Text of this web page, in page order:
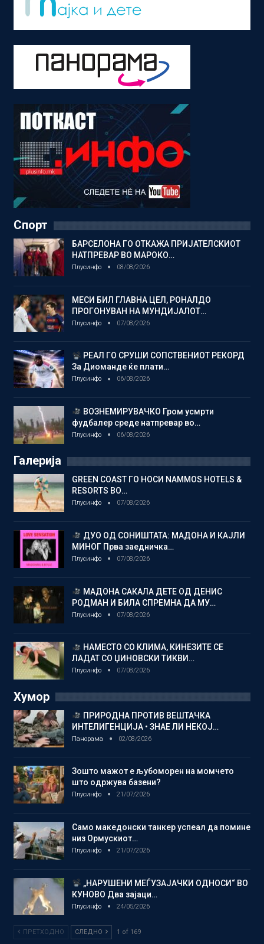
Спорт
БАРСЕЛОНА ГО ОТКАЖА ПРИЈАТЕЛСКИОТ
НАТПРЕВАР ВО МАРОКО…
Плусинфо 08/08/2026
МЕСИ БИЛ ГЛАВНА ЦЕЛ, РОНАЛДО
ПРОГОНУВАН НА МУНДИЈАЛОТ…
Плусинфо 07/08/2026
РЕАЛ ГО СРУШИ СОПСТВЕНИОТ РЕКОРД
За Диоманде ќе плати…
Плусинфо 06/08/2026
ВОЗНЕМИРУВАЧКО Гром усмрти
фудбалер среде натпревар во…
Плусинфо 06/08/2026
Галерија
GREEN COAST ГО НОСИ NAMMOS HOTELS &
RESORTS ВО…
Плусинфо 07/08/2026
ДУО ОД СОНИШТАТА: МАДОНА И КАЈЛИ
МИНОГ Прва заедничка…
Плусинфо 07/08/2026
МАДОНА САКАЛА ДЕТЕ ОД ДЕНИС
РОДМАН И БИЛА СПРЕМНА ДА МУ…
Плусинфо 07/08/2026
НАМЕСТО СО КЛИМА, КИНЕЗИТЕ СЕ
ЛАДАТ СО ЏИНОВСКИ ТИКВИ…
Плусинфо 07/08/2026
Хумор
ПРИРОДНА ПРОТИВ ВЕШТАЧКА
ИНТЕЛИГЕНЦИЈА • ЗНАЕ ЛИ НЕКОЈ…
Панорама 02/08/2026
Зошто мажот е љубоморен на момчето
што одржува базени?
Плусинфо 21/07/2026
Само македонски танкер успеал да помине
низ Ормускиот…
Плусинфо 21/07/2026
„НАРУШЕНИ МЕЃУЗАЈАЧКИ ОДНОСИ“ ВО
КУНОВО Два зајаци…
Плусинфо 24/05/2026
ПРЕТХОДНО СЛЕДНО 1 of 169